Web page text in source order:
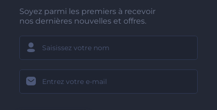
Soyez parmi les premiers à recevoir
nos dernières nouvelles et offres.